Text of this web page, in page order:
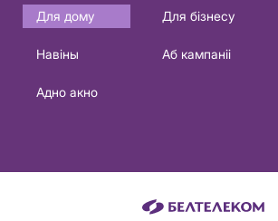
Основная
навигация
Для дому Для бізнесу
Навіны
Аб кампаніі
Адно акно